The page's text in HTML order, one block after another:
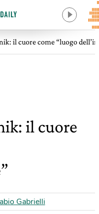
il cuore come “luogo
il cuore
Gabrielli